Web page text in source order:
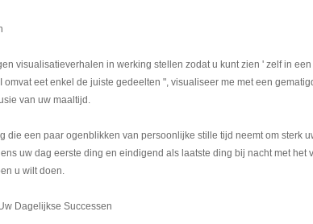
visualisatieverhalen in werking stellen zodat u kunt zien ' zelf in
eet enkel de juiste gedeelten ", visualiseer me met een
van uw maaltijd.
die een paar ogenblikken van persoonlijke stille tijd neemt om sterk
uw dag eerste ding en eindigend als laatste ding bij nacht met het
u wilt doen.
Dagelijkse Successen